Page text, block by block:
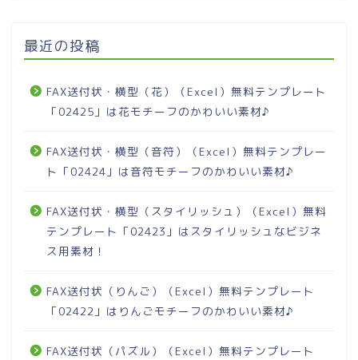
最近の投稿
FAX送付状・横型（花）（Excel）無料テンプレート
「02425」は花モチーフのかわいい素材♪
FAX送付状・横型（音符）（Excel）無料テンプレー
ト「02424」は音符モチーフのかわいい素材♪
FAX送付状・横型（スタイリッシュ）（Excel）無料
テンプレート「02423」はスタイリッシュなビジネ
ス用素材！
FAX送付状（りんご）（Excel）無料テンプレート
「02422」はりんごモチーフのかわいい素材♪
FAX送付状（パズル）（Excel）無料テンプレート